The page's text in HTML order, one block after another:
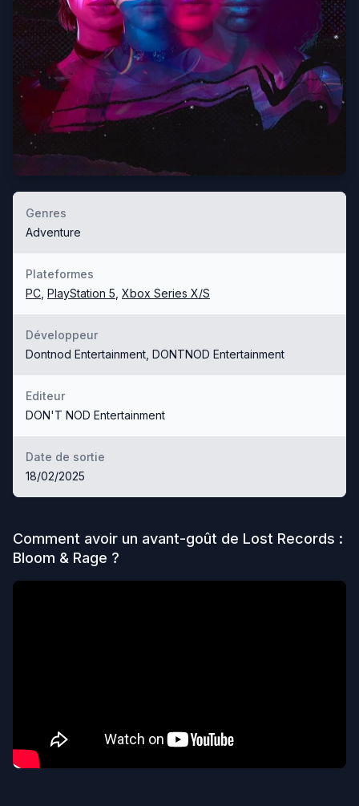
Genres
Adventure
Plateformes
PC PlayStation 5 Xbox Series X/S
Développeur
Dontnod Entertainment, DONTNOD Entertainment
Editeur
DON'T NOD Entertainment
Date de sortie
18/02/2025
Comment avoir un avant-goût de Lost Records :
Bloom & Rage ?